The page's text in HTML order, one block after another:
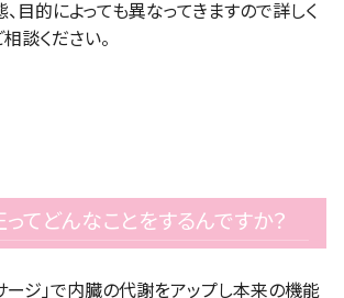
、目的によっても異なってきますので詳しく
談ください。
てどんなことをするんですか？
ージ」で内臓の代謝をアップし本来の機能